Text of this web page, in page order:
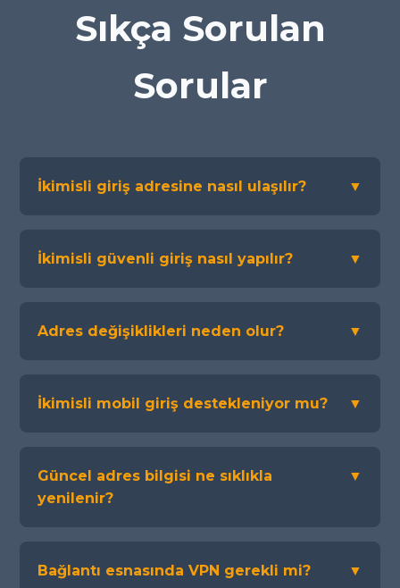
Sıkça Sorulan
Sorular
İkimisli giriş adresine nasıl ulaşılır? ▼
İkimisli güvenli giriş nasıl yapılır? ▼
Adres değişiklikleri neden olur? ▼
İkimisli mobil giriş destekleniyor mu? ▼
Güncel adres bilgisi ne sıklıkla
yenilenir?
▼
Bağlantı esnasında VPN gerekli mi? ▼